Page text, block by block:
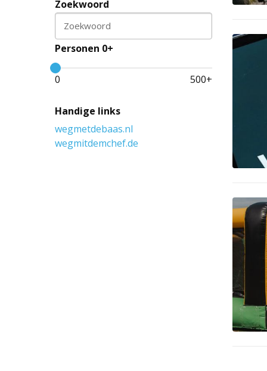
Zoekwoord
Zoekwoord
Personen 0+
0 500+
Handige links
wegmetdebaas.nl
wegmitdemchef.de